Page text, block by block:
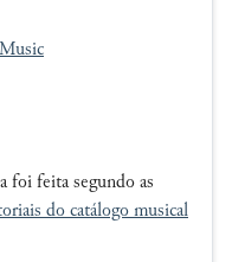
foi feita segundo as
do catálogo musical